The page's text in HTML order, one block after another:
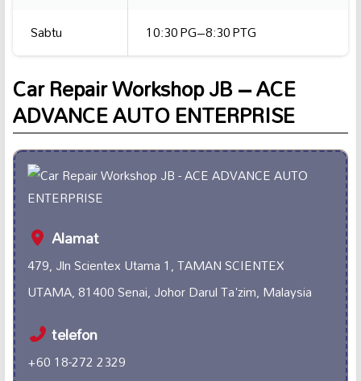
Sabtu
10:30 PG–8:30 PTG
Car Repair Workshop JB – ACE
ADVANCE AUTO ENTERPRISE
Alamat
479, Jln Scientex Utama 1, TAMAN SCIENTEX
UTAMA, 81400 Senai, Johor Darul Ta'zim, Malaysia
telefon
+60 18-272 2329